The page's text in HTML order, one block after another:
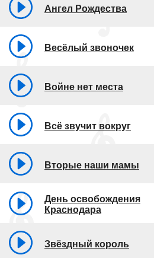
Ангел Рождества
Весёлый звоночек
Войне нет места
Всё звучит вокруг
Вторые наши мамы
День освобождения
Краснодара
Звёздный король